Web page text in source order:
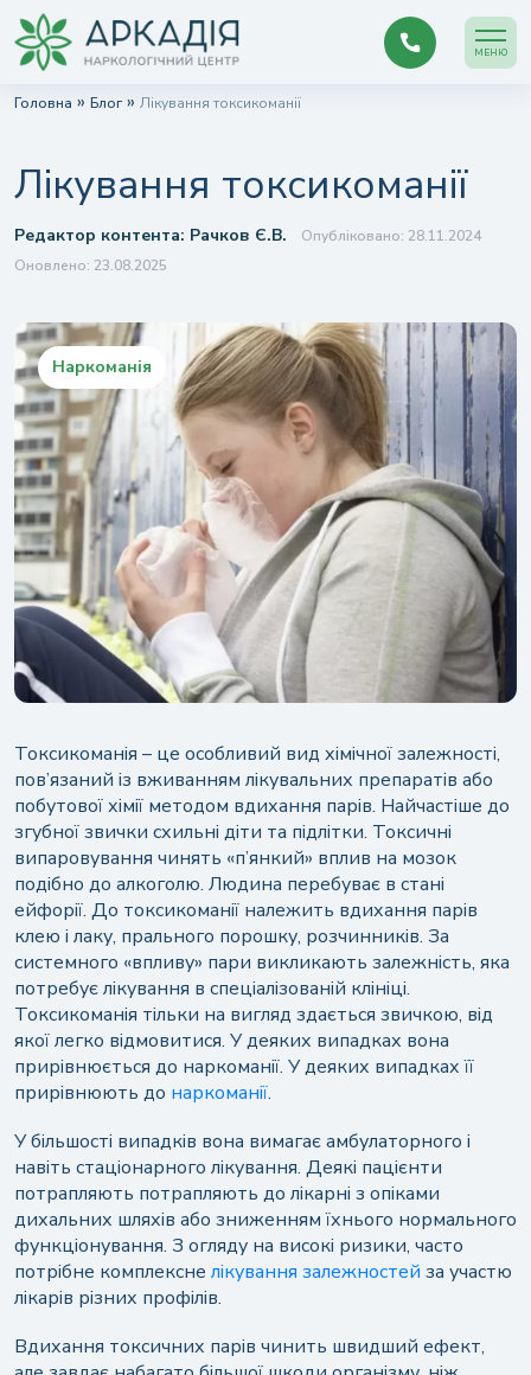
МЕНЮ
Головна » Блог » Лікування токсикоманії
Лікування токсикоманії
Редактор контента: Рачков Є.В.
Опубліковано: 28.11.2024
Оновлено: 23.08.2025
Наркоманія
Токсикоманія – це особливий вид хімічної залежності,
пов’язаний із вживанням лікувальних препаратів або
побутової хімії методом вдихання парів. Найчастіше до
згубної звички схильні діти та підлітки. Токсичні
випаровування чинять «п’янкий» вплив на мозок
подібно до алкоголю. Людина перебуває в стані
ейфорії. До токсикоманії належить вдихання парів
клею і лаку, прального порошку, розчинників. За
системного «впливу» пари викликають залежність, яка
потребує лікування в спеціалізованій клініці.
Токсикоманія тільки на вигляд здається звичкою, від
якої легко відмовитися. У деяких випадках вона
прирівнюється до наркоманії. У деяких випадках її
прирівнюють до наркоманії.
У більшості випадків вона вимагає амбулаторного і
навіть стаціонарного лікування. Деякі пацієнти
потрапляють потрапляють до лікарні з опіками
дихальних шляхів або зниженням їхнього нормального
функціонування. З огляду на високі ризики, часто
потрібне комплексне лікування залежностей за участю
лікарів різних профілів.
Вдихання токсичних парів чинить швидший ефект,